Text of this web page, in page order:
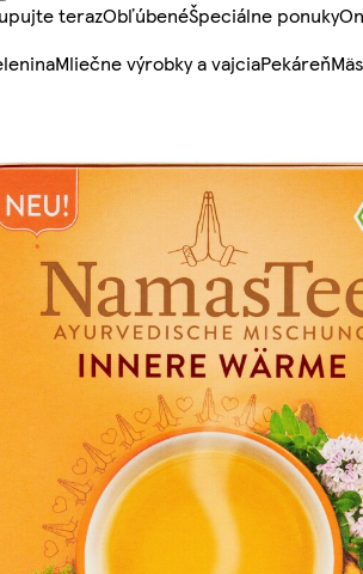
terazObľúbenéŠpeciálne ponuky
Mliečne výrobky a vajciaPekáreň